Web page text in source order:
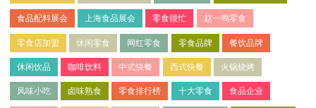
食品配料展会 上海食品展会 零食很忙 赵一鸣零食
零食店加盟 休闲零食 网红零食 零食品牌 餐饮品牌
休闲饮品 咖啡饮料 中式快餐 西式快餐 火锅烧烤
风味小吃 卤味熟食 零食排行榜 十大零食 食品企业